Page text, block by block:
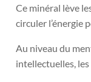
Ce minéral lève
circuler l’énergie
Au niveau du
intellectuelles,